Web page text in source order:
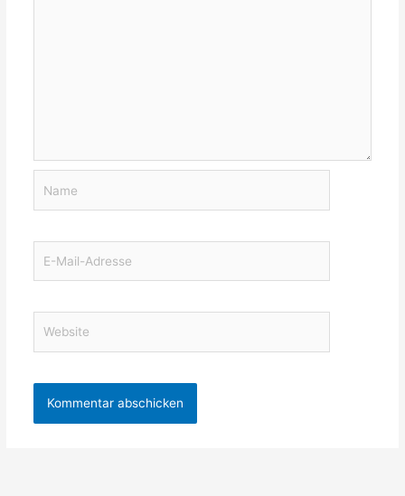
Mail-